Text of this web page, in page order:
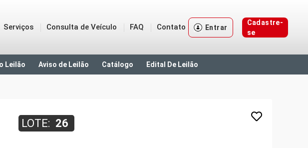
Serviços Consulta de Veículo FAQ Contato Entrar
Cadastre-
se
Leilão Aviso de Leilão Catálogo Edital De Leilão
LOTE: 26